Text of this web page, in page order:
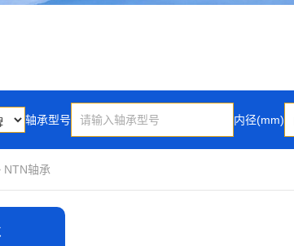
轴承型号 内径(mm)
NTN轴承